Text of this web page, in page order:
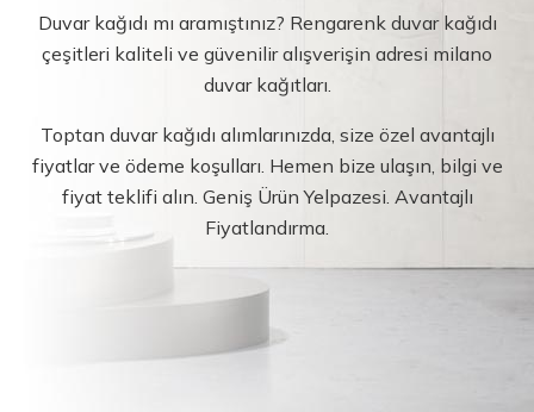
Duvar kağıdı mı aramıştınız? Rengarenk duvar kağıdı
çeşitleri kaliteli ve güvenilir alışverişin adresi milano
duvar kağıtları.
Toptan duvar kağıdı alımlarınızda, size özel avantajlı
fiyatlar ve ödeme koşulları. Hemen bize ulaşın, bilgi ve
fiyat teklifi alın. Geniş Ürün Yelpazesi. Avantajlı
Fiyatlandırma.